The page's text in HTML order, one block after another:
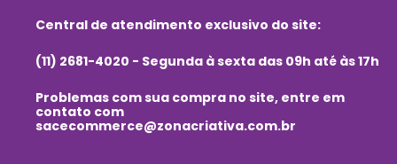
Central de atendimento exclusivo do site:
(11) 2681-4020 - Segunda à sexta das 09h até às 17h
Problemas com sua compra no site, entre em
contato com
sacecommerce@zonacriativa.com.br